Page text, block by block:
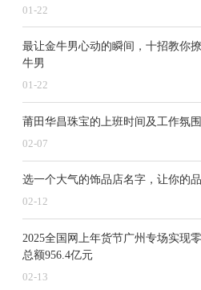
01-22
最让金牛男心动的瞬间，十招教你
牛男
01-22
莆田华昌珠宝的上班时间及工作氛
02-07
选一个大气的饰品店名字，让你的
02-12
2025全国网上年货节广州专场实现
总额956.4亿元
02-13